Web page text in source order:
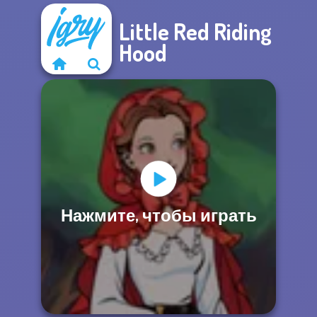
Little Red Riding
Hood
Нажмите, чтобы играть